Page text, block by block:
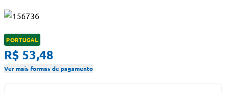
PORTUGAL
R$ 53,48
Ver mais formas de pagamento